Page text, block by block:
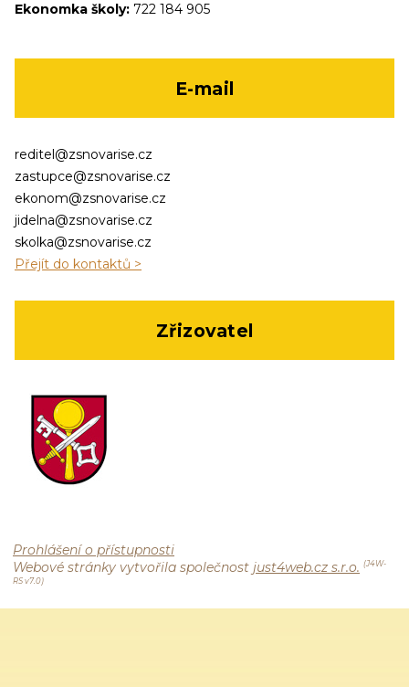
Ekonomka školy: 722 184 905
E-mail
reditel@zsnovarise.cz
zastupce@zsnovarise.cz
ekonom@zsnovarise.cz
jidelna@zsnovarise.cz
skolka@zsnovarise.cz
Přejít do kontaktů >
Zřizovatel
Prohlášení o přístupnosti
Webové stránky vytvořila společnost just4web.cz s.r.o. (J4W-
RS v7.0)